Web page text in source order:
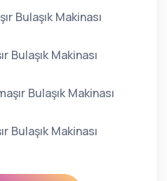
Bulaşık Makinası
Bulaşık Makinası
Bulaşık Makinası
Bulaşık Makinası